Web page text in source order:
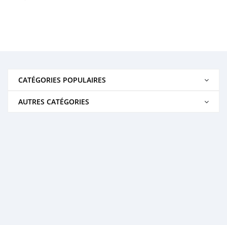
CATÉGORIES POPULAIRES
AUTRES CATÉGORIES